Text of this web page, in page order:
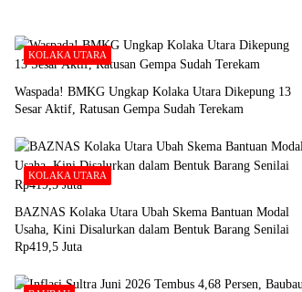
KOLAKA UTARA
Waspada! BMKG Ungkap Kolaka Utara Dikepung 13
Sesar Aktif, Ratusan Gempa Sudah Terekam
KOLAKA UTARA
BAZNAS Kolaka Utara Ubah Skema Bantuan Modal
Usaha, Kini Disalurkan dalam Bentuk Barang Senilai
Rp419,5 Juta